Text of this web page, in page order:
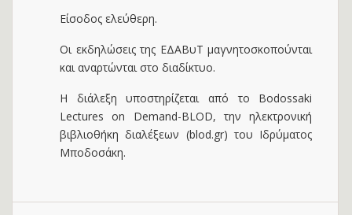
Είσοδος ελεύθερη.
Οι εκδηλώσεις της ΕΔΑΒυΤ μαγνητοσκοπούνται
και αναρτώνται στο διαδίκτυo.
Η διάλεξη υποστηρίζεται από το Bodossaki
Lectures on Demand-BLOD, την ηλεκτρονική
βιβλιοθήκη διαλέξεων (blod.gr) του Ιδρύματος
Μποδοσάκη.